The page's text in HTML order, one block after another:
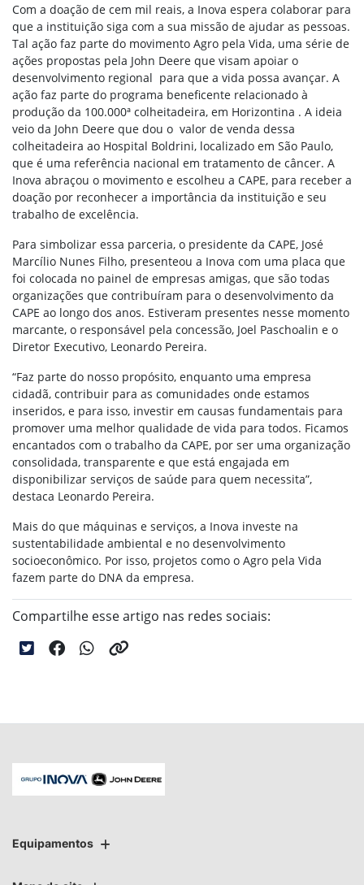
Com a doação de cem mil reais, a Inova espera colaborar para
que a instituição siga com a sua missão de ajudar as pessoas.
Tal ação faz parte do movimento Agro pela Vida, uma série de
ações propostas pela John Deere que visam apoiar o
desenvolvimento regional para que a vida possa avançar. A
ação faz parte do programa beneficente relacionado à
produção da 100.000ª colheitadeira, em Horizontina . A ideia
veio da John Deere que dou o valor de venda dessa
colheitadeira ao Hospital Boldrini, localizado em São Paulo,
que é uma referência nacional em tratamento de câncer. A
Inova abraçou o movimento e escolheu a CAPE, para receber a
doação por reconhecer a importância da instituição e seu
trabalho de excelência.
Para simbolizar essa parceria, o presidente da CAPE, José
Marcílio Nunes Filho, presenteou a Inova com uma placa que
foi colocada no painel de empresas amigas, que são todas
organizações que contribuíram para o desenvolvimento da
CAPE ao longo dos anos. Estiveram presentes nesse momento
marcante, o responsável pela concessão, Joel Paschoalin e o
Diretor Executivo, Leonardo Pereira.
“Faz parte do nosso propósito, enquanto uma empresa
cidadã, contribuir para as comunidades onde estamos
inseridos, e para isso, investir em causas fundamentais para
promover uma melhor qualidade de vida para todos. Ficamos
encantados com o trabalho da CAPE, por ser uma organização
consolidada, transparente e que está engajada em
disponibilizar serviços de saúde para quem necessita”,
destaca Leonardo Pereira.
Mais do que máquinas e serviços, a Inova investe na
sustentabilidade ambiental e no desenvolvimento
socioeconômico. Por isso, projetos como o Agro pela Vida
fazem parte do DNA da empresa.
Compartilhe esse artigo nas redes sociais:
Equipamentos